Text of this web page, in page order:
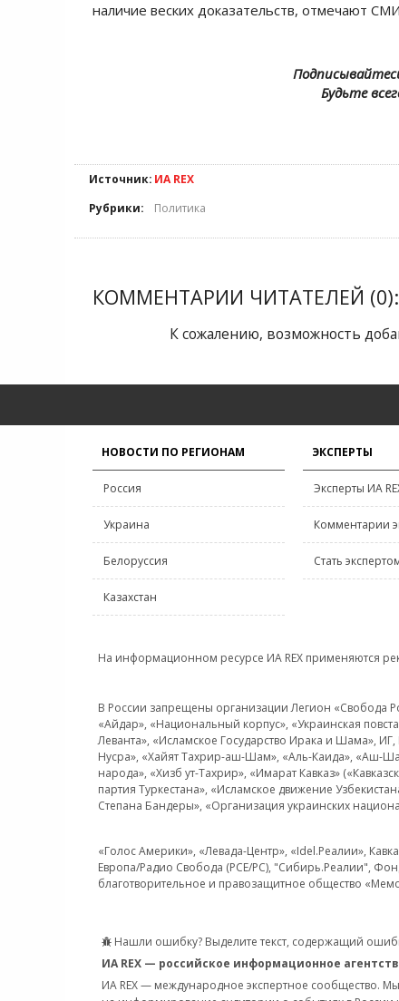
наличие веских доказательств, отмечают
Будьте
Источник: ИА REX
Рубрики:
Политика
КОММЕНТАРИИ ЧИТАТЕЛЕЙ (0):
К сожалению, возможность
НОВОСТИ ПО РЕГИОНАМ
Россия
Украина
Белоруссия
Казахстан
ЭКСПЕРТЫ
Эксперты ИА
Комментарии
Стать
На информационном ресурсе ИА REX применяются
В России запрещены организации Легион «Свобода
«Айдар», «Национальный корпус», «Украинская
Леванта», «Исламское Государство Ирака и Шама»,
Нусра», «Хайят Тахрир-аш-Шам», «Аль-Каида», «Аш-
народа», «Хизб ут-Тахрир», «Имарат Кавказ»
партия Туркестана», «Исламское движение
Степана Бандеры», «Организация украинских
«Голос Америки», «Левада-Центр», «Idel.Реалии»,
Европа/Радио Свобода (PCE/PC), "Сибирь.Реалии",
благотворительное и правозащитное общество
Нашли ошибку? Выделите текст, содержащий
ИА REX — российское информационное
ИА REX — международное экспертное сообщество.